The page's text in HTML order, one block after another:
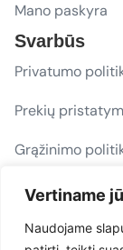
Vertiname
Naudojame
Mano paskyra
Svarbūs
Privatumo
Prekių
Grąžinimo
D. U. K.
Sekite mus